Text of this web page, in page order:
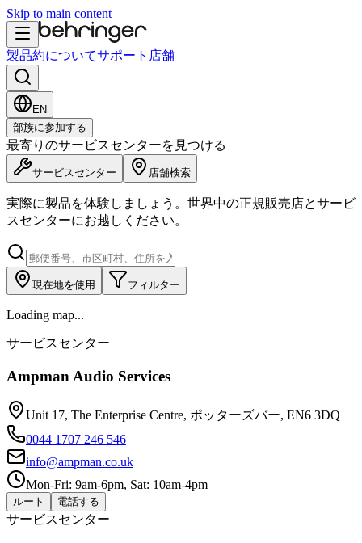
Skip to main content
製品約についてサポート 店舗
EN
部族に参加する
最寄りのサービスセンターを見つける
サービスセンター 店舗検索
実際に製品を体験しましょう。世界中の正規販売店とサービ
スセンターにお越しください。
現在地を使用 フィルター
Loading map...
サービスセンター
Ampman Audio Services
Unit 17, The Enterprise Centre, ポッターズバー, EN6 3DQ
0044 1707 246 546
info@ampman.co.uk
Mon-Fri: 9am-6pm, Sat: 10am-4pm
ルート 電話する
サービスセンター